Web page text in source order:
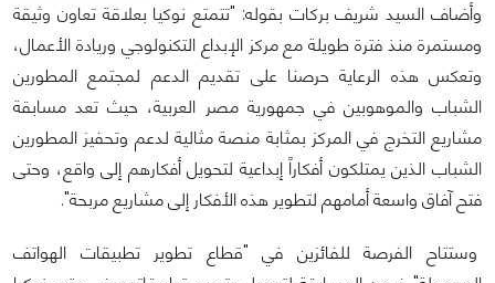
وأضاف السيد شريف بركات بقوله: "تتمتع نوكيا بعلاقة تعاون وثيقة
ومستمرة منذ فترة طويلة مع مركز الإبداع التكنولوجي وريادة الأعمال،
وتعكس هذه الرعاية حرصنا على تقديم الدعم لمجتمع المطورين
الشباب والموهوبين في جمهورية مصر العربية، حيث تعد مسابقة
مشاريع التخرج في المركز بمثابة منصة مثالية لدعم وتحفيز المطورين
الشباب الذين يمتلكون أفكاراً إبداعية لتحويل أفكارهم إلى واقع، وحتى
فتح آفاق واسعة أمامهم لتطوير هذه الأفكار إلى مشاريع مربحة".
وستتاح الفرصة للفائزين في "قطاع تطوير تطبيقات الهواتف